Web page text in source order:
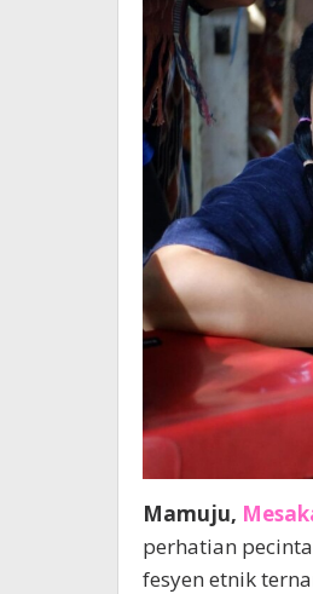
Mamuju,
perhatian
fesyen etnik